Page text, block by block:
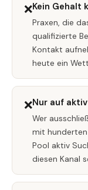
❌Kein Gehalt
Praxen, die
qualifizierte
Kontakt
heute ein
❌Nur auf
Wer
mit hunderten
Pool aktiv
diesen Kanal